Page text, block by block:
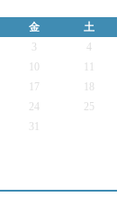
金
土
3
4
17
24
25
31